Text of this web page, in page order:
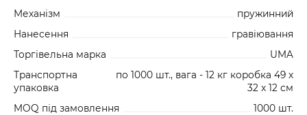
Механізм
пружинний
Нанесення
гравіювання
Торгівельна марка
UMA
Транспортна
упаковка
по 1000 шт., вага - 12 кг коробка 49 x
32 x 12 см
MOQ під замовлення
1000 шт.